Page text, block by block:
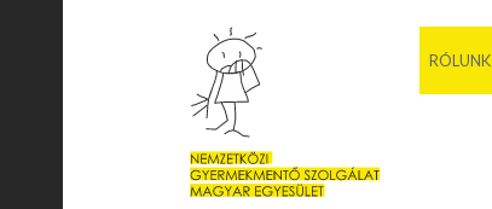
RÓLUNK